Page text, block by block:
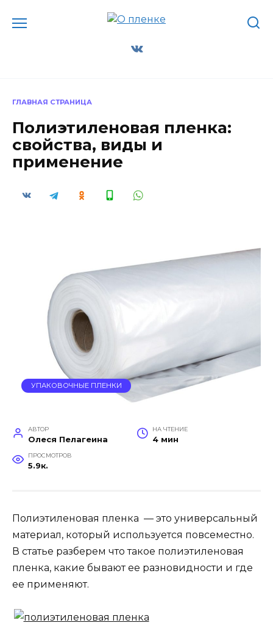
ГЛАВНАЯ СТРАНИЦА
Полиэтиленовая пленка:
свойства, виды и
применение
УПАКОВОЧНЫЕ ПЛЕНКИ
АВТОР
Олеся Пелагеина
НА ЧТЕНИЕ
4 мин
ПРОСМОТРОВ
5.9к.
Полиэтиленовая пленка — это универсальный
материал, который используется повсеместно.
В статье разберем что такое полиэтиленовая
пленка, какие бывают ее разновидности и где
ее применяют.